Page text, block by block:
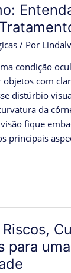
/ Por
condição
objetos com
distúrbio
da
fique
principais
para